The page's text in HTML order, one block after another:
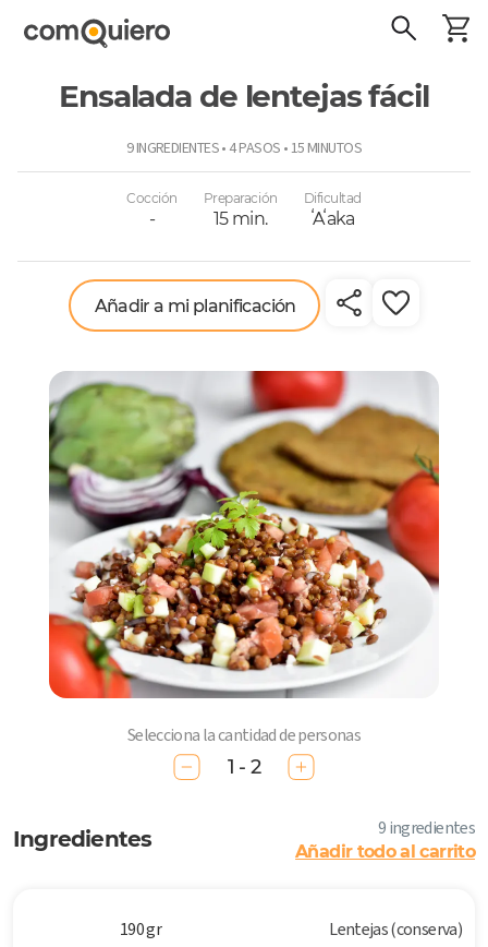
Ensalada de lentejas fácil
9 INGREDIENTES • 4 PASOS • 15 MINUTOS
Cocción
-
Preparación
15 min.
Dificultad
ʻAʻaka
Añadir a mi planificación
Selecciona la cantidad de personas
1 - 2
Ingredientes 9 ingredientes
Añadir todo al carrito
190 gr Lentejas (conserva)